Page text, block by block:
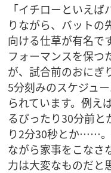
「イチローといえ
りながら、バットの
向ける仕草が有名で
フォーマンスを保つ
が、試合前のおにぎ
5分刻みのスケジュ
られています。例え
るぴったり30分前と
り2分30秒とか……
ながら家事をこなさ
力は大変なものだと